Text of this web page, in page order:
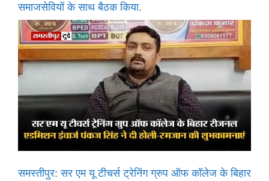
समाजसेवियों के साथ बैठक किया.
समस्तीपुर: सर एम यू टीचर्स ट्रेनिंग ग्रुप ऑफ कॉलेज के बिहार